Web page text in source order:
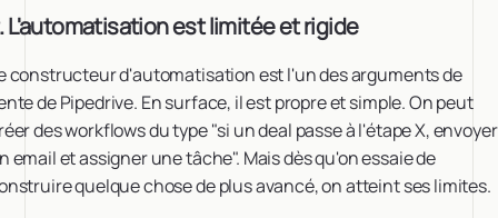
L'automatisation est limitée et rigide
constructeur d'automatisation est l'un des arguments de
de Pipedrive. En surface, il est propre et simple. On peut
des workflows du type "si un deal passe à l'étape X, envoyer
email et assigner une tâche". Mais dès qu'on essaie de
quelque chose de plus avancé, on atteint ses limites.